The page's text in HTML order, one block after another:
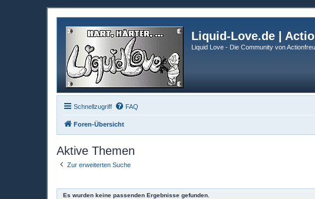
Liquid-Love.de |
Liquid Love - Die Community von
Schnellzugriff FAQ
Foren-Übersicht
Aktive Themen
Zur erweiterten Suche
Es wurden keine passenden Ergebnisse gefunden.